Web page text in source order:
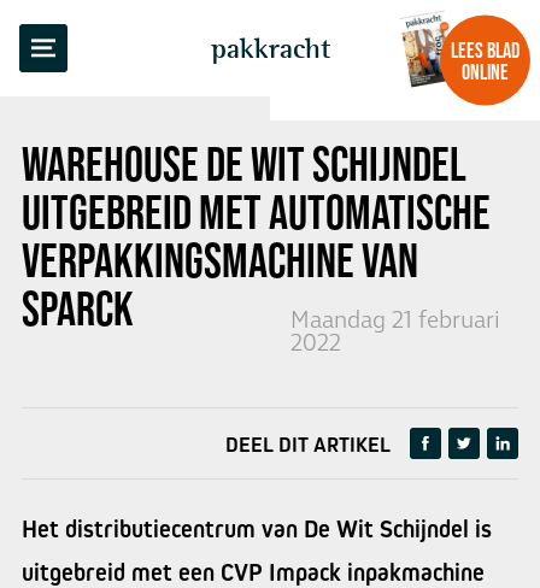
pakkracht
LEES BLAD
ONLINE
WAREHOUSE DE WIT SCHIJNDEL
UITGEBREID METAUTOMATISCHE
VERPAKKINGSMACHINE VAN
SPARCK
Maandag 21 februari
2022
TERUG NAAR OVERZICHT
DEEL DIT ARTIKEL
Het distributiecentrum van De Wit Schijndel is
uitgebreid met een CVP Impack inpakmachine